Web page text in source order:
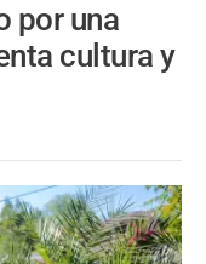
por una
cultura y